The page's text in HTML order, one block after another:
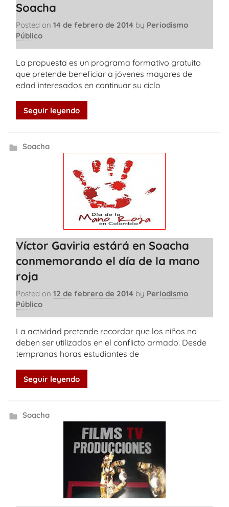
Soacha
Posted on 14 de febrero de 2014 by Periodismo
Público
La propuesta es un programa formativo gratuito
que pretende beneficiar a jóvenes mayores de
edad interesados en continuar su ciclo
Seguir leyendo
Soacha
Víctor Gaviria estárá en Soacha
conmemorando el día de la mano
roja
Posted on 12 de febrero de 2014 by Periodismo
Público
La actividad pretende recordar que los niños no
deben ser utilizados en el conflicto armado. Desde
tempranas horas estudiantes de
Seguir leyendo
Soacha